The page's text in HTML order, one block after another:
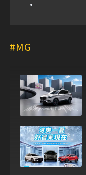
MG